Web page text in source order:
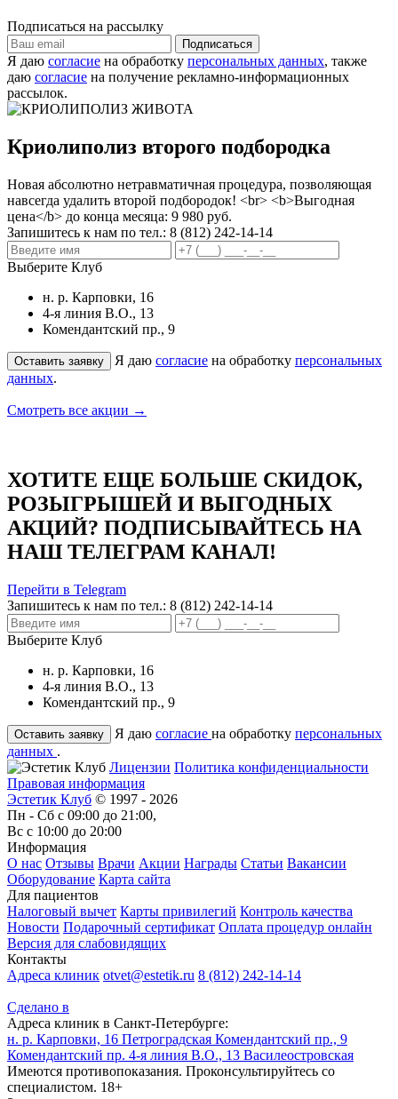
Подписаться на рассылку
Я даю согласие на обработку персональных данных, также
даю согласие на получение рекламно-информационных
рассылок.
Криолиполиз второго подбородка
Новая абсолютно нетравматичная процедура, позволяющая
навсегда удалить второй подбородок! <br> <b>Выгодная
цена</b> до конца месяца: 9 980 руб.
Запишитесь к нам по тел.: 8 (812) 242-14-14
Выберите Клуб
н. р. Карповки, 16
4-я линия В.О., 13
Комендантский пр., 9
Я даю согласие на обработку персональных
данных.
Смотреть все акции →
ХОТИТЕ ЕЩЕ БОЛЬШЕ СКИДОК,
РОЗЫГРЫШЕЙ И ВЫГОДНЫХ
АКЦИЙ? ПОДПИСЫВАЙТЕСЬ НА
НАШ ТЕЛЕГРАМ КАНАЛ!
Перейти в Telegram
Запишитесь к нам по тел.: 8 (812) 242-14-14
Выберите Клуб
н. р. Карповки, 16
4-я линия В.О., 13
Комендантский пр., 9
Я даю согласие на обработку персональных
данных .
Лицензии Политика конфиденциальности
Правовая информация
Эстетик Клуб © 1997 - 2026
Пн - Сб с 09:00 до 21:00,
Вс с 10:00 до 20:00
Информация
О нас Отзывы Врачи Акции Награды Статьи Вакансии
Оборудование Карта сайта
Для пациентов
Налоговый вычет Карты привилегий Контроль качества
Новости Подарочный сертификат Оплата процедур онлайн
Версия для слабовидящих
Контакты
Адреса клиник otvet@estetik.ru 8 (812) 242-14-14
Сделано в
Адреса клиник в Санкт-Петербурге:
н. р. Карповки, 16 Петроградская Комендантский пр., 9
Комендантский пр. 4-я линия В.О., 13 Василеостровская
Имеются противопоказания. Проконсультируйтесь со
специалистом. 18+